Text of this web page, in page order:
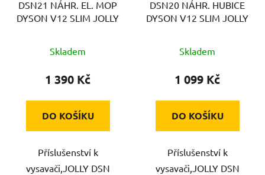
DSN21 NÁHR. EL. MOP
DYSON V12 SLIM JOLLY
Skladem
1 390 Kč
DO KOŠÍKU
Příslušenství k
vysavači,JOLLY DSN
DSN20 NÁHR. HUBICE
DYSON V12 SLIM JOLLY
Skladem
1 099 Kč
DO KOŠÍKU
Příslušenství k
vysavači,JOLLY DSN